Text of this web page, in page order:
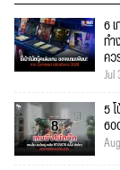
6
ทำ
คว
5